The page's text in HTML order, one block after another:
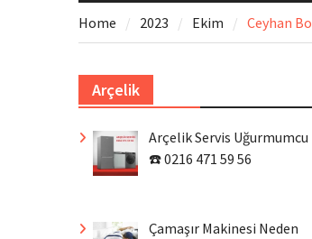
Home 2023 Ekim Ceyhan
Arçelik
Arçelik Servis Uğurmumcu
☎️ 0216 471 59 56
Çamaşır Makinesi Neden